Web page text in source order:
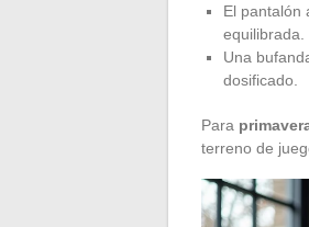
El pantalón
equilibrada.
Una
dosificado.
Para
terreno de